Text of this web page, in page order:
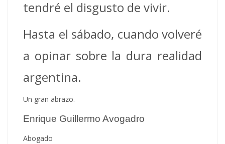
tendré el disgusto de vivir.
Hasta el sábado, cuando volveré
a opinar sobre la dura realidad
argentina.
Un gran abrazo.
Enrique Guillermo Avogadro
Abogado